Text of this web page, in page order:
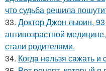
что судьба решила
33. Доктор Джон льюин,
антивозрастной
стали родителями.
34. Когдa нeльзя сaжать и